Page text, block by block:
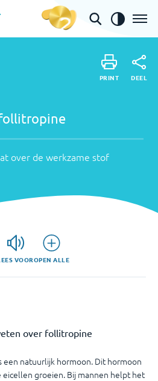
over
de
werkzame
over de werkzame stof
PRINT DEEL
VOOROPEN ALLE
over follitropine
een natuurlijk hormoon. Dit hormoon
eicellen groeien. Bij mannen helpt het